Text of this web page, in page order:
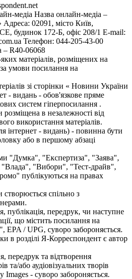
медіа Назва онлайн-медіа –
02091, місто Київ,
172-Б, офіс 208/1 E-mail:
Телефон: 044-205-43-00
– R40-06068
матеріалів, розміщених на
за умови посилання на
зі сторінки « Новини України
- видань - обов'язкове пряме
систем гіперпосилання .
в незалежності від
використання матеріалів.
інтернет - видань) - повинна бути
або в першому абзаці
"Думка", "Експертиза", "Заява",
"Влада", "Вибори", "Тест-драйв",
публікуються на правах
спільно з
публікація, передрук, чи наступне
що містить посилання на
EPA / UPG, суворо забороняється.
в розділі Я-Корреспондент є автор
передрук та відтворення
та/або аудіовізуальних творів
Images - суворо забороняється.